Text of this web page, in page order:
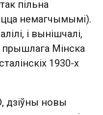
пільна
немагчымымі).
і вынішчалі,
прышлага Мінска
1930-х
дзіўны новы